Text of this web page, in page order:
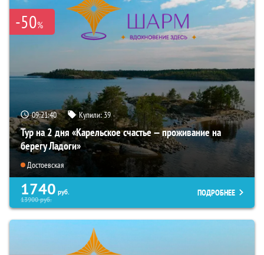
-50%
09:21:38 Купили:39
Тур на 2 дня «Карельское счастье — проживание на
берегу Ладоги»
Достоевская
1740 руб.
13900руб.
ПОДРОБНЕЕ